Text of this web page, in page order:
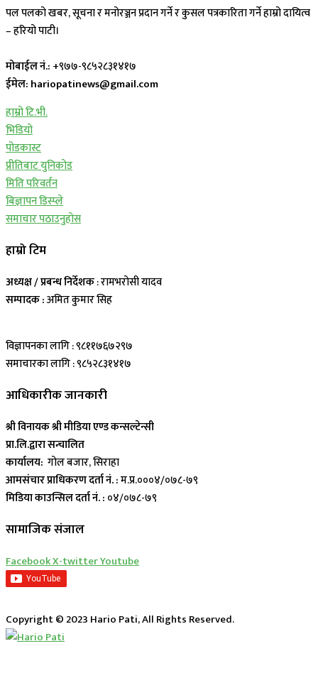
पल पलको खबर, सूचना र मनोरञ्जन प्रदान गर्ने र कुसल पत्रकारिता गर्ने हाम्रो दायित्व
– हरियो पाटी।
मोबाईल नं.: +९७७-९८५२८३१४१७
ईमेल: hariopatinews@gmail.com
हाम्रो टि.भी.
भिडियो
पोडकास्ट
प्रीतिबाट युनिकोड
मिति परिवर्तन
बिज्ञापन डिस्प्ले
समाचार पठाउनुहोस
हाम्रो टिम
अध्यक्ष / प्रबन्ध निर्देशक: रामभरोसी यादव
सम्पादक :अमित कुमार सिह
विज्ञापनका लागि : ९८११७६७२९७
समाचारका लागि : ९८५२८३१४१७
आधिकारीक जानकारी
श्री विनायक श्री मीडिया एण्ड कन्सल्टेन्सी
प्रा.लि.द्वारा सन्चालित
कार्यालय: गोल बजार, सिराहा
आमसंचार प्राधिकरण दर्ता नं. :म.प्र.०००४/०७८-७९
मिडिया काउन्सिल दर्ता नं. : ०४/०७८-७९
सामाजिक संजाल
FacebookX-twitterYoutube
Copyright © 2023 Hario Pati, All Rights Reserved.